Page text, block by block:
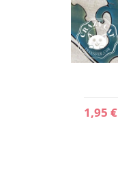
1,95 €